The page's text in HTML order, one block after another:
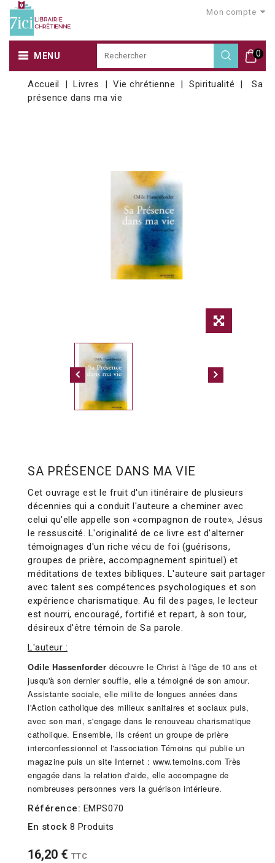
Mon compte
0
MENU
Accueil Livres Vie chrétienne Spiritualité
Sa
présence dans ma vie
SA PRÉSENCE DANS MA VIE
Cet ouvrage est le fruit d'un itinéraire de plusieurs
décennies qui a conduit l'auteure a cheminer avec
celui qu'elle appelle son «compagnon de route», Jésus
le ressuscité. L'originalité de ce livre est d'alterner
témoignages d'un riche vécu de foi (guérisons,
groupes de prière, accompagnement spirituel) et
méditations de textes bibliques. L'auteure sait partager
avec talent ses compétences psychologiques et son
expérience charismatique. Au fil des pages, le lecteur
est nourri, encouragé, fortifié et repart, à son tour,
désireux d'être témoin de Sa parole.
L'auteur :
Odile Hassenforder découvre le Christ à l'âge de 10 ans et
jusqu'à son dernier souffle, elle a témoigné de son amour.
Assistante sociale, elle milite de longues années dans
l'Action catholique des milieux sanitaires et sociaux puis,
avec son mari, s'engage dans le renouveau charismatique
catholique. Ensemble, ils créent un groupe de prière
interconfessionnel et l'association Témoins qui publie un
magazine puis un site Internet : www.temoins.com Très
engagée dans la relation d'aide, elle accompagne de
nombreuses personnes vers la guérison intérieure.
Référence: EMPS070
En stock 8 Produits
16,20 € TTC